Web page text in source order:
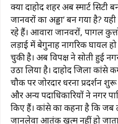
क्या दाहोद शहर अब स्मार्ट सिटी
जानवरों का अड्डा’ बन गया है?
रहे हैं। आवारा जानवरों, पागल
लड़ाई में बेगुनाह नागरिक घायल
चुकी है। अब विपक्ष ने सोती हुई
उठा लिया है। दाहोद जिला
चौक पर जोरदार धरना प्रदर्शन शुरू
और अन्य पदाधिकारियों ने नगर
किए हैं। कांग्रेस का कहना है कि
जानलेवा आतंक खत्म नहीं हो